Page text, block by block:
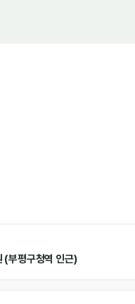
(부평구청역 인근)